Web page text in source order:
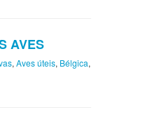
AVES
, Aves úteis, Bélgica,